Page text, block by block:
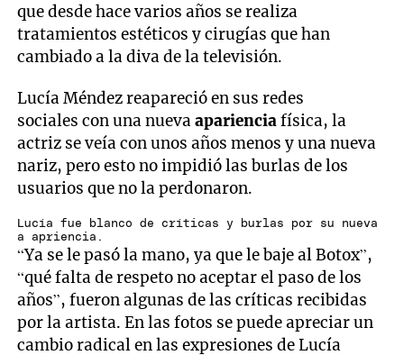
que desde hace varios años se realiza
tratamientos estéticos y cirugías que han
cambiado a la diva de la televisión.
Lucía Méndez reapareció en sus redes
sociales con una nuevaaparienciafísica, la
actriz se veía con unos años menos y una nueva
nariz, pero esto no impidió las burlas de los
usuarios que no la perdonaron.
Lucía fue blanco de críticas y burlas por su nueva
a apriencia.
“Ya se le pasó la mano, ya que le baje al Botox”,
“qué falta de respeto no aceptar el paso de los
años”, fueron algunas de las críticas recibidas
por la artista. En las fotos se puede apreciar un
cambio radical en las expresiones de Lucía